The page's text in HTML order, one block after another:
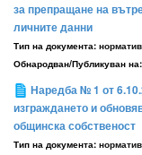
за препращане на
личните данни
Тип на документа:
Обнародван/Публикуван на:
Наредба № 1 от
изграждането и
общинска собственост
Тип на документа: